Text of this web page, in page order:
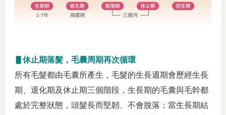
▋休止期落髮，毛囊周期再次循環
所有毛髮都由毛囊所產生，毛髮的生長週期會歷經生長
期、退化期及休止期三個階段，生長期的毛囊與毛幹都
處於完整狀態，頭髮長而堅韌、不會脫落；當生長期結